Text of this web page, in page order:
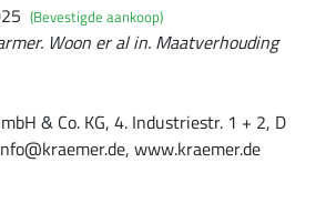
(Bevestigde aankoop)
Woon er al in. Maatverhouding
& Co. KG, 4. Industriestr. 1 + 2, D
www.kraemer.de